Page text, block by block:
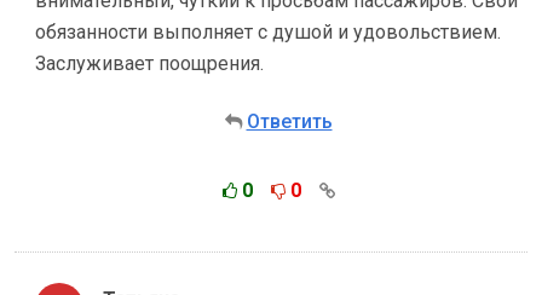
обязанности выполняет с душой и удовольствием.
Заслуживает поощрения.
Ответить
0 0